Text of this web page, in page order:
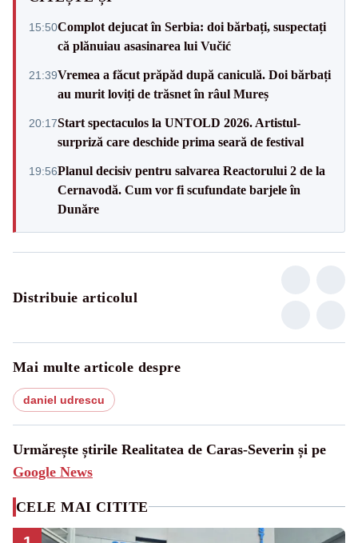
15:50Complot dejucat în Serbia: doi bărbați, suspectați
că plănuiau asasinarea lui Vučić
21:39Vremea a făcut prăpăd după caniculă. Doi bărbați
au murit loviți de trăsnet în râul Mureș
20:17Start spectaculos la UNTOLD 2026. Artistul-
surpriză care deschide prima seară de festival
19:56Planul decisiv pentru salvarea Reactorului 2 de la
Cernavodă. Cum vor fi scufundate barjele în
Dunăre
Distribuie articolul
Mai multe articole despre
daniel udrescu
Urmărește știrile Realitatea de Caras-Severin și pe
Google News
CELE MAI CITITE